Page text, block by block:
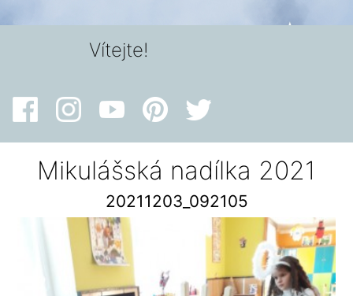
Vítejte!
Mikulášská nadílka 2021
20211203_092105